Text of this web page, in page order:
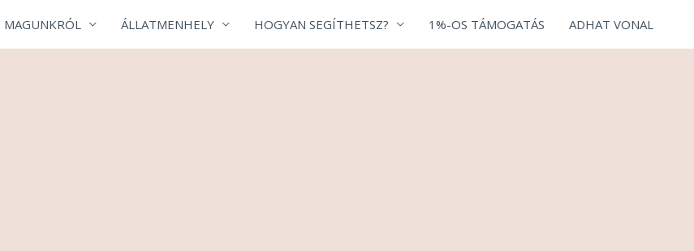
MAGUNKRÓL ÁLLATMENHELY HOGYAN SEGÍTHETSZ? 1%-OS TÁMOGATÁS ADHAT VONAL